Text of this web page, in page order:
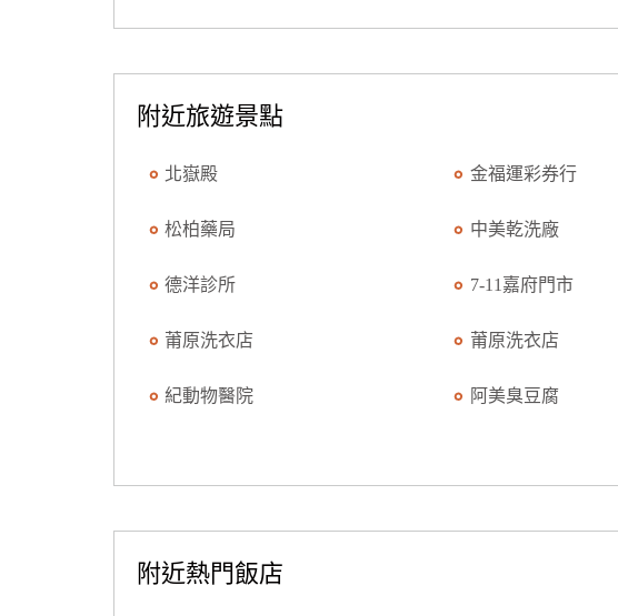
附近旅遊景點
北嶽殿 金福運彩券行
松柏藥局 中美乾洗廠
德洋診所 7-11嘉府門市
莆原洗衣店 莆原洗衣店
紀動物醫院 阿美臭豆腐
附近熱門飯店